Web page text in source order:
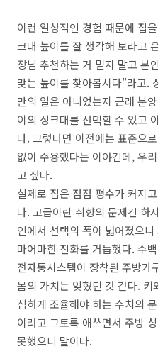
이런 일상적인 경험 때문에 집
크대 높이를 잘 생각해 보라고
장님 추천하는 거 믿지 말고 본
맞는 높이를 찾아봅시다”라고.
만의 일은 아니었는지 근래 분
이의 싱크대를 선택할 수 있고
다. 그렇다면 이전에는 표준으
없이 수용했다는 이야긴데, 우
고 싶다.
실제로 집은 점점 평수가 커지
다. 고급이란 취향의 문제긴 하
인에서 선택의 폭이 넓어졌으
마어마한 진화를 거듭했다. 수
전자동시스템이 장착된 주방가
몸의 가치는 잊혔던 것 같다.
심하게 조율해야 하는 수치의
이려고 그토록 애쓰면서 주방
못했으니 말이다.